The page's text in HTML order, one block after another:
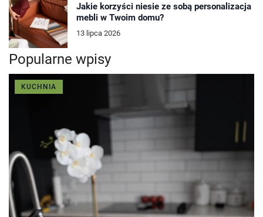
Jakie korzyści niesie ze sobą personalizacja
mebli w Twoim domu?
13 lipca 2026
Popularne wpisy
KUCHNIA